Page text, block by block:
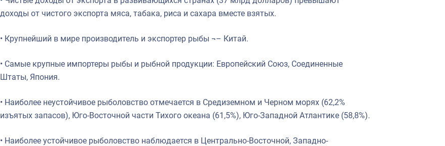
доходы от чистого экспорта мяса, табака, риса и сахара вместе взятых.
• Крупнейший в мире производитель и экспортер рыбы ¬– Китай.
• Самые крупные импортеры рыбы и рыбной продукции: Европейский Союз, Соединенные
Штаты, Япония.
• Наиболее неустойчивое рыболовство отмечается в Средиземном и Черном морях (62,2%
изъятых запасов), Юго-Восточной части Тихого океана (61,5%), Юго-Западной Атлантике (58,8%).
• Наиболее устойчивое рыболовство наблюдается в Центрально-Восточной, Западно-